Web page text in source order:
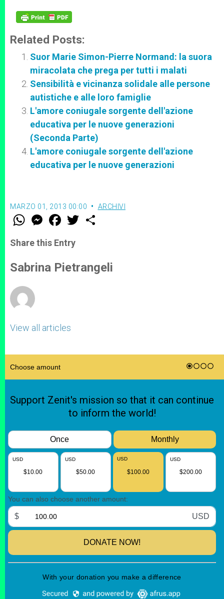
Related Posts:
Suor Marie Simon-Pierre Normand: la suora
miracolata che prega per tutti i malati
Sensibilità e vicinanza solidale alle persone
autistiche e alle loro famiglie
L'amore coniugale sorgente dell'azione
educativa per le nuove generazioni
(Seconda Parte)
L'amore coniugale sorgente dell'azione
educativa per le nuove generazioni
MARZO 01, 2013 00:00 ARCHIVI
W
t
s
p
p
M
e
s
e
g
e
F
a
e
b
o
k
w
r
Share this Entry
Sabrina Pietrangeli
View all articles